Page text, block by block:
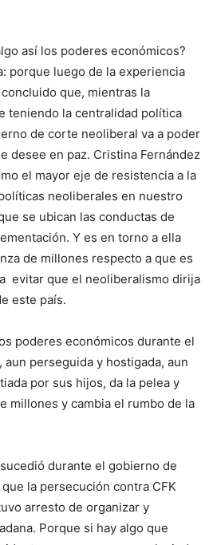
así los poderes económicos?
porque luego de la experiencia
que, mientras la
teniendo la centralidad política
de corte neoliberal va a poder
desee en paz. Cristina Fernández
el mayor eje de resistencia a la
neoliberales en nuestro
se ubican las conductas de
Y es en torno a ella
de millones respecto a que es
evitar que el neoliberalismo dirija
este país.
poderes económicos durante el
aun perseguida y hostigada, aun
por sus hijos, da la pelea y
millones y cambia el rumbo de la
durante el gobierno de
la persecución contra CFK
arresto de organizar y
Porque si hay algo que